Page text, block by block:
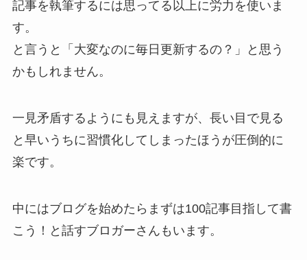
記事を執筆するには思ってる以上に労力を使いま
す。
と言うと「大変なのに毎日更新するの？」と思う
かもしれません。
一見矛盾するようにも見えますが、長い目で見る
と早いうちに習慣化してしまったほうが圧倒的に
楽です。
中にはブログを始めたらまずは100記事目指して書
こう！と話すブロガーさんもいます。